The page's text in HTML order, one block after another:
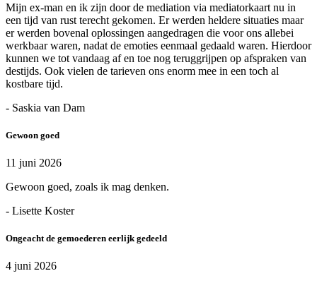
Mijn ex-man en ik zijn door de mediation via mediatorkaart nu in
een tijd van rust terecht gekomen. Er werden heldere situaties maar
er werden bovenal oplossingen aangedragen die voor ons allebei
werkbaar waren, nadat de emoties eenmaal gedaald waren. Hierdoor
kunnen we tot vandaag af en toe nog teruggrijpen op afspraken van
destijds. Ook vielen de tarieven ons enorm mee in een toch al
kostbare tijd.
- Saskia van Dam
Gewoon goed
11 juni 2026
Gewoon goed, zoals ik mag denken.
- Lisette Koster
Ongeacht de gemoederen eerlijk gedeeld
4 juni 2026